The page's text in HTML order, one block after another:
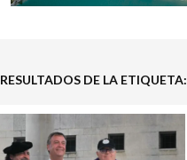
RESULTADOS DE LA ETIQUETA: